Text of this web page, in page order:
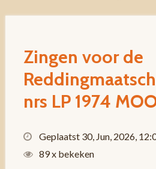
Zingen voor de
nrs LP 1974
Geplaatst 30, Jun, 2026,
89 x bekeken